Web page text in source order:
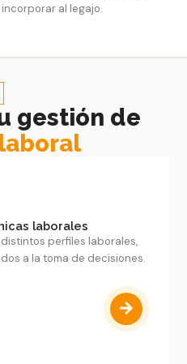
al legajo.
gestión de
laborales
perfiles laborales,
a la toma de decisiones.